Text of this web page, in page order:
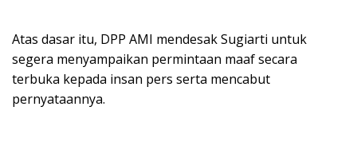
Atas dasar itu, DPP AMI mendesak Sugiarti untuk
segera menyampaikan permintaan maaf secara
terbuka kepada insan pers serta mencabut
pernyataannya.